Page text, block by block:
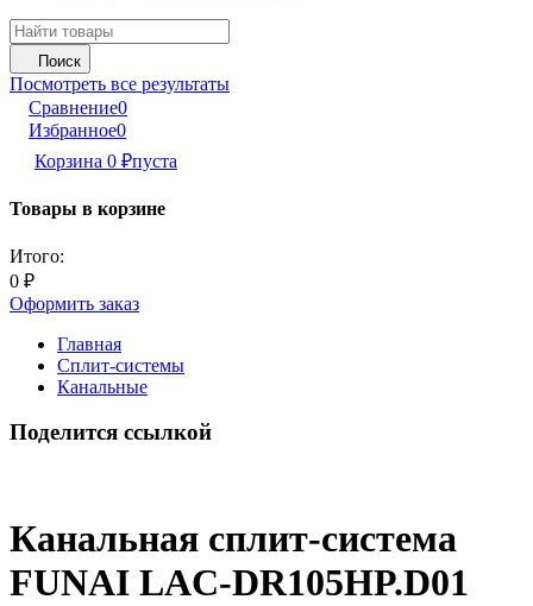
Поиск
Посмотреть все результаты
Сравнение0
Избранное0
Корзина 0 ₽пуста
Товары в корзине
Итого:
0 ₽
Оформить заказ
Главная
Сплит-системы
Канальные
Поделится ссылкой
Канальная сплит-система
FUNAI LAC-DR105HP.D01